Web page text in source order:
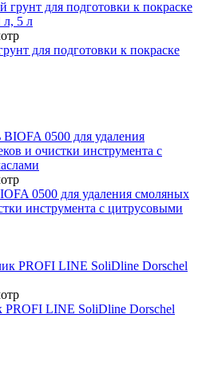
для подготовки к покраске
0500 для удаления смоляных
инструмента с цитрусовыми
LINE SoliDline Dorschel